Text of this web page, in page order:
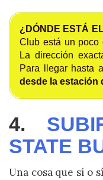
¿DÓNDE ESTÁ
Club está un poco
La dirección
Para llegar hasta
desde la estación
4.
STATE
Una cosa que sí o